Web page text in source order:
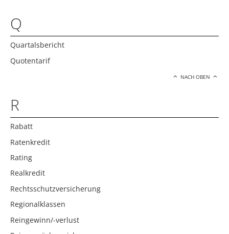
Q
Quartalsbericht
Quotentarif
NACH OBEN
R
Rabatt
Ratenkredit
Rating
Realkredit
Rechtsschutzversicherung
Regionalklassen
Reingewinn/-verlust